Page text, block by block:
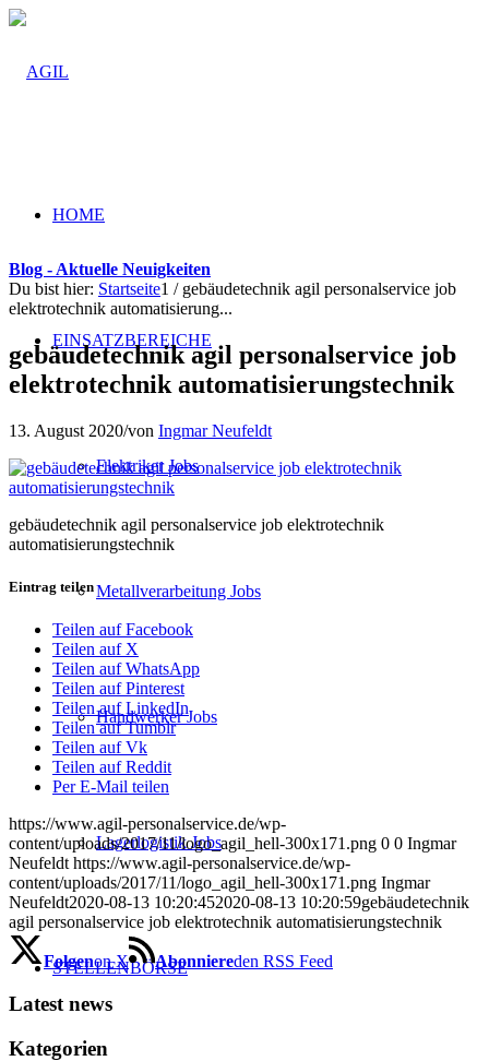
HOME
EINSATZBEREICHE
Elektriker Jobs
Metallverarbeitung Jobs
Handwerker Jobs
Lagerlogistik Jobs
STELLENBÖRSE
Blog - Aktuelle Neuigkeiten
Du bist hier: Startseite1 / gebäudetechnik agil personalservice job
elektrotechnik automatisierung...
gebäudetechnik agil personalservice job
elektrotechnik automatisierungstechnik
13. August 2020/von Ingmar Neufeldt
gebäudetechnik agil personalservice job elektrotechnik
automatisierungstechnik
Eintrag teilen
Teilen auf Facebook
Teilen auf X
Teilen auf WhatsApp
Teilen auf Pinterest
Teilen auf LinkedIn
Teilen auf Tumblr
Teilen auf Vk
Teilen auf Reddit
Per E-Mail teilen
https://www.agil-personalservice.de/wp-
content/uploads/2017/11/logo_agil_hell-300x171.png 0 0 Ingmar
Neufeldt https://www.agil-personalservice.de/wp-
content/uploads/2017/11/logo_agil_hell-300x171.png Ingmar
Neufeldt2020-08-13 10:20:452020-08-13 10:20:59gebäudetechnik
agil personalservice job elektrotechnik automatisierungstechnik
Folgenon X Abonniereden RSS Feed
Latest news
Kategorien